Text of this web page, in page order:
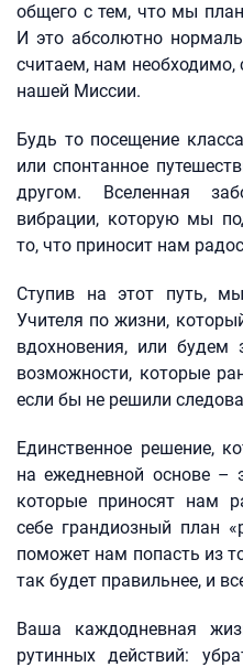
общего с тем, что мы
И это абсолютно
считаем, нам необходимо,
нашей Миссии.
Будь то посещение
или спонтанное
другом. Вселенная
вибрации, которую мы
то, что приносит нам
Ступив на этот путь,
Учителя по жизни,
вдохновения, или будем
возможности, которые
если бы не решили
Единственное решение,
на ежедневной основе –
которые приносят нам
себе грандиозный план
поможет нам попасть из
так будет правильнее, и
Ваша каждодневная
рутинных действий: